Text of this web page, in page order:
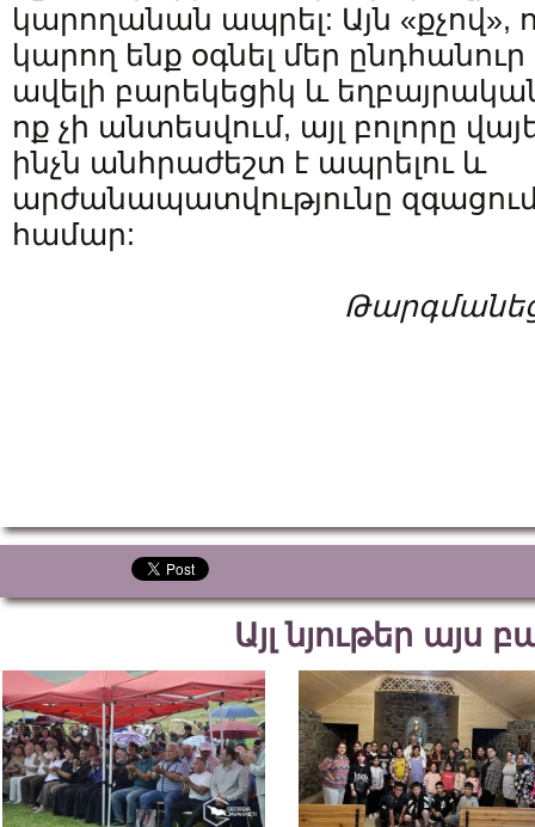
կարողանան ապրել: Այն «քչով»,
կարող ենք օգնել մեր
ավելի բարեկեցիկ և
ոք չի անտեսվում, այլ բոլորը
ինչն անհրաժեշտ է ապրելու և
արժանապատվությունը
համար:
Այլ նյութեր այս